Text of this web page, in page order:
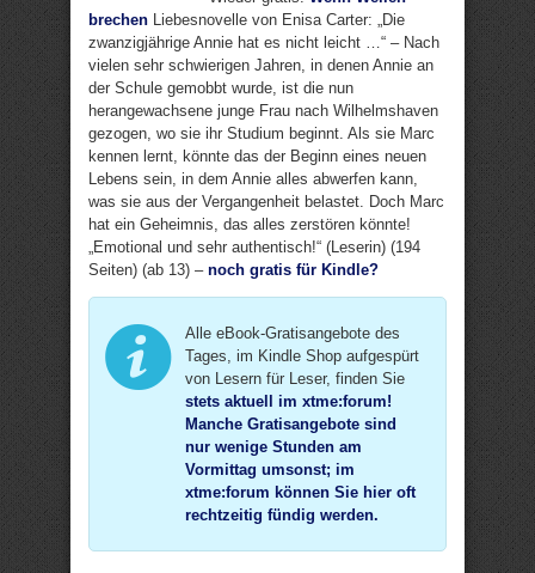
brechen Liebesnovelle von Enisa Carter: „Die
zwanzigjährige Annie hat es nicht leicht …“ – Nach
vielen sehr schwierigen Jahren, in denen Annie an
der Schule gemobbt wurde, ist die nun
herangewachsene junge Frau nach Wilhelmshaven
gezogen, wo sie ihr Studium beginnt. Als sie Marc
kennen lernt, könnte das der Beginn eines neuen
Lebens sein, in dem Annie alles abwerfen kann,
was sie aus der Vergangenheit belastet. Doch Marc
hat ein Geheimnis, das alles zerstören könnte!
„Emotional und sehr authentisch!“ (Leserin) (194
Seiten) (ab 13) – noch gratis für Kindle?
Alle eBook-Gratisangebote des
Tages, im Kindle Shop aufgespürt
von Lesern für Leser, finden Sie
stets aktuell im xtme:forum!
Manche Gratisangebote sind
nur wenige Stunden am
Vormittag umsonst; im
xtme:forum können Sie hier oft
rechtzeitig fündig werden.